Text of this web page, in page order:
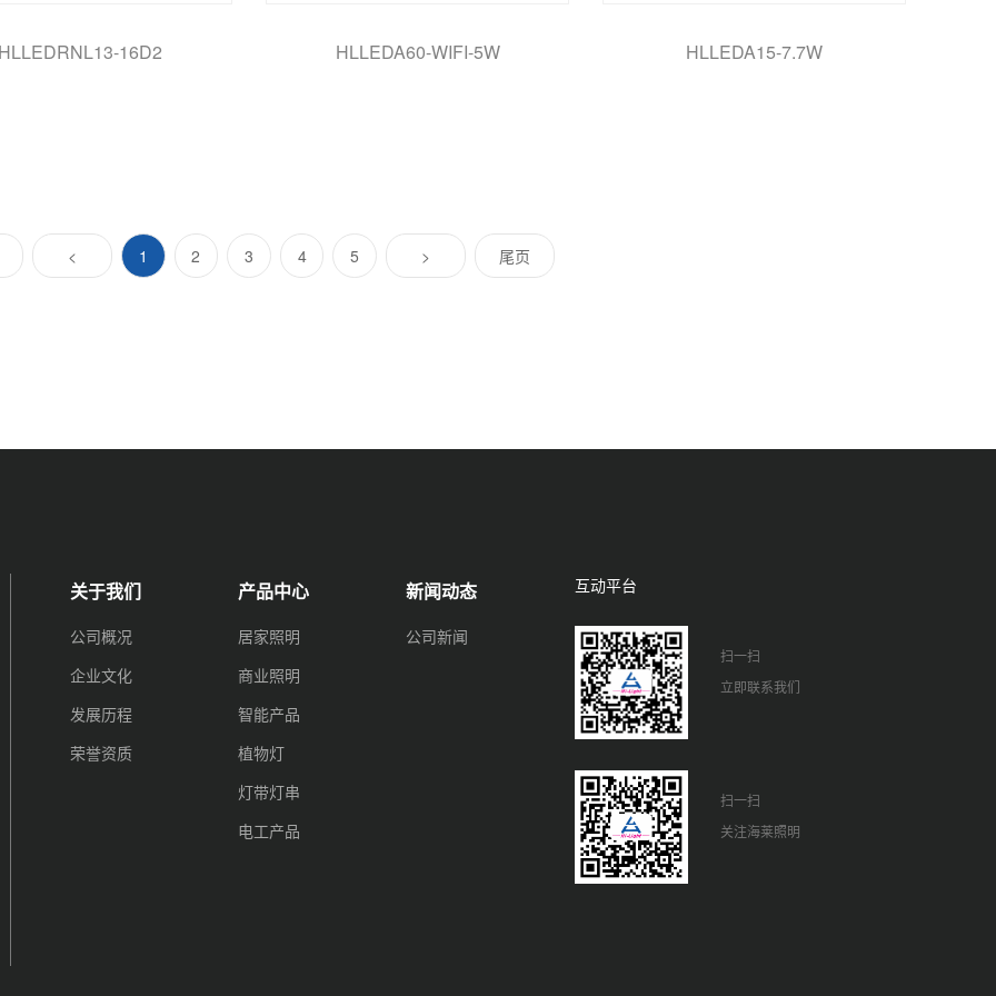
HLLEDRNL13-16D2 HLLEDA60-WIFI-5W HLLEDA15-7.7W
< 1 (current)
2 3 4 5 > 尾页
关于我们
公司概况
企业文化
发展历程
荣誉资质
产品中心
居家照明
商业照明
智能产品
植物灯
灯带灯串
电工产品
新闻动态
公司新闻
互动平台
扫一扫
立即联系我们
扫一扫
关注海莱照明